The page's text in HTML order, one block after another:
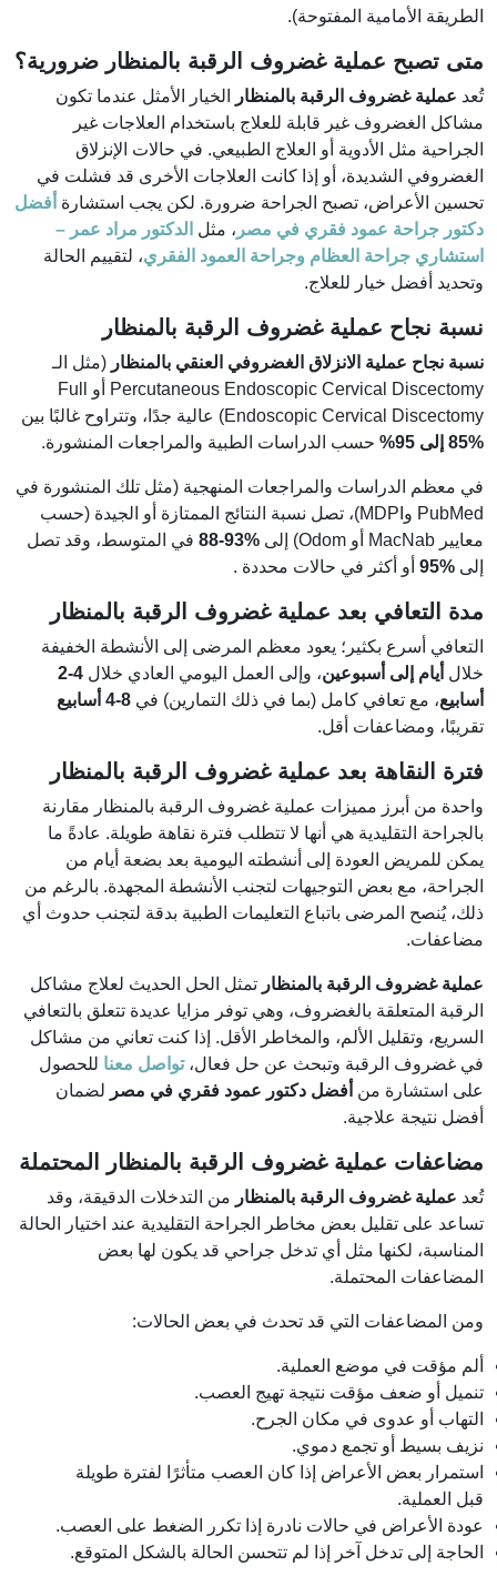
الطريقة الأمامية المفتوحة).
متى تصبح عملية غضروف الرقبة بالمنظار ضرورية؟
تُعد عملية غضروف الرقبة بالمنظار
الخيار الأمثل عندما تكون
مشاكل الغضروف غير قابلة للعلاج باستخدام العلاجات غير
الجراحية مثل الأدوية أو العلاج الطبيعي. في حالات الإنزلاق
الغضروفي الشديدة، أو إذا كانت العلاجات الأخرى قد فشلت في
تحسين الأعراض، تصبح الجراحة ضرورة. لكن يجب استشارة أفضل
دكتور جراحة عمود فقري في مصر ، مثل الدكتور مراد عمر –
استشاري جراحة العظام وجراحة العمود الفقري، لتقييم الحالة
وتحديد أفضل خيار للعلاج.
نسبة نجاح عملية غضروف الرقبة بالمنظار
نسبة نجاح عملية الانزلاق الغضروفي العنقي بالمنظار (مثل الـ
Percutaneous Endoscopic Cervical Discectomy أو Full
Endoscopic Cervical Discectomy) عالية جدًا، وتتراوح غالبًا بين
85% إلى 95%
حسب الدراسات الطبية والمراجعات المنشورة.
في معظم الدراسات والمراجعات المنهجية (مثل تلك المنشورة في
PubMed وMDPI)، تصل نسبة النتائج الممتازة أو الجيدة (حسب
معايير MacNab أو Odom) إلى
88-93% في المتوسط، وقد تصل
إلى 95% أو أكثر في حالات محددة .
مدة التعافي بعد عملية غضروف الرقبة بالمنظار
التعافي أسرع بكثير؛ يعود معظم المرضى إلى الأنشطة الخفيفة
خلال أيام إلى أسبوعين، وإلى العمل اليومي العادي خلال 2-4
أسابيع، مع تعافي كامل (بما في ذلك التمارين) في 4-8 أسابيع
تقريبًا، ومضاعفات أقل.
فترة النقاهة بعد عملية غضروف الرقبة بالمنظار
واحدة من أبرز مميزات عملية غضروف الرقبة بالمنظار مقارنة
بالجراحة التقليدية هي أنها لا تتطلب فترة نقاهة طويلة. عادةً ما
يمكن للمريض العودة إلى أنشطته اليومية بعد بضعة أيام من
الجراحة، مع بعض التوجيهات لتجنب الأنشطة المجهدة. بالرغم من
ذلك، يُنصح المرضى باتباع التعليمات الطبية بدقة لتجنب حدوث أي
مضاعفات.
عملية غضروف الرقبة بالمنظار تمثل الحل الحديث لعلاج مشاكل
الرقبة المتعلقة بالغضروف، وهي توفر مزايا عديدة تتعلق بالتعافي
السريع، وتقليل الألم، والمخاطر الأقل. إذا كنت تعاني من مشاكل
في غضروف الرقبة وتبحث عن حل فعال،تواصل معنا للحصول
على استشارة من أفضل دكتور عمود فقري في مصر لضمان
أفضل نتيجة علاجية.
مضاعفات عملية غضروف الرقبة بالمنظار المحتملة
تُعد عملية غضروف الرقبة بالمنظار من التدخلات الدقيقة، وقد
تساعد على تقليل بعض مخاطر الجراحة التقليدية عند اختيار الحالة
المناسبة، لكنها مثل أي تدخل جراحي قد يكون لها بعض
المضاعفات المحتملة.
ومن المضاعفات التي قد تحدث في بعض الحالات:
ألم مؤقت في موضع العملية.
تنميل أو ضعف مؤقت نتيجة تهيج العصب.
التهاب أو عدوى في مكان الجرح.
نزيف بسيط أو تجمع دموي.
استمرار بعض الأعراض إذا كان العصب متأثرًا لفترة طويلة
قبل العملية.
عودة الأعراض في حالات نادرة إذا تكرر الضغط على العصب.
الحاجة إلى تدخل آخر إذا لم تتحسن الحالة بالشكل المتوقع.